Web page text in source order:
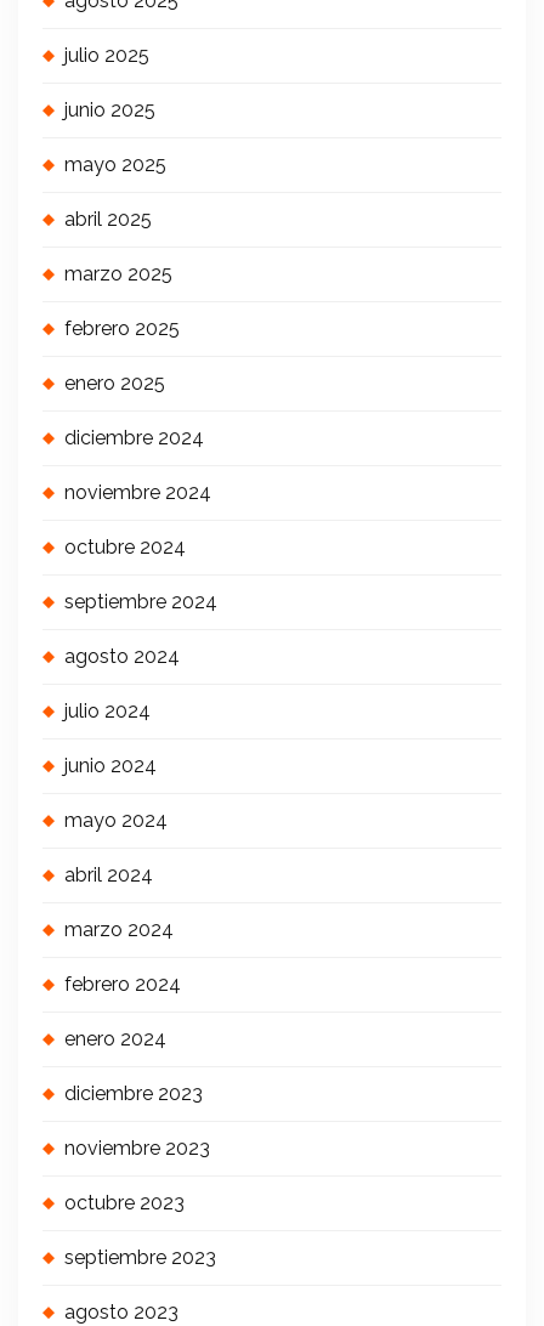
julio 2025
junio 2025
mayo 2025
abril 2025
marzo 2025
febrero 2025
enero 2025
diciembre 2024
noviembre 2024
octubre 2024
septiembre 2024
agosto 2024
julio 2024
junio 2024
mayo 2024
abril 2024
marzo 2024
febrero 2024
enero 2024
diciembre 2023
noviembre 2023
octubre 2023
septiembre 2023
agosto 2023